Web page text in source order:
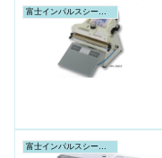
富士インパルスシーラー機
富士インパルスシーラー機